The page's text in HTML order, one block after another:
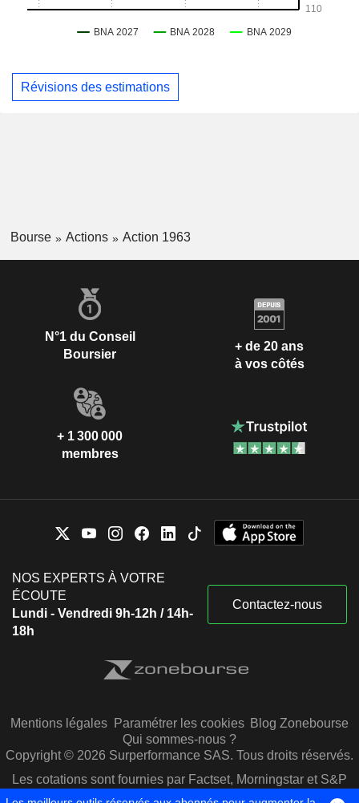
Révisions des estimations
Bourse Actions Action 1963
N°1 du Conseil
Boursier
+ de 20 ans
à vos côtés
+ 1 300 000
membres
NOS EXPERTS À VOTRE
ÉCOUTE
Lundi - Vendredi 9h-12h / 14h-
18h
Contactez-nous
Mentions légales Paramétrer les cookies Blog Zonebourse
Qui sommes-nous ?
Copyright © 2026 Surperformance SAS. Tous droits réservés.
Les cotations sont fournies par Factset, Morningstar et S&P
Capital IQ